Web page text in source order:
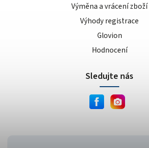
Výměna a vrácení zboží
Výhody registrace
Glovion
Hodnocení
Sledujte nás